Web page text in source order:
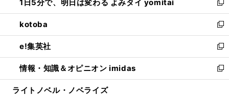
で
開
く
ド
ウ
で
開
く
ィ
ン
ド
ウ
で
開
く
い
ウ
ィ
ン
ド
ウ
で
開
1日5分で、明日は変わる よみタイ yomitai
新
し
い
ウ
ィ
ン
ド
ウ
kotoba
新
し
い
ウ
ィ
ン
e!集英社
新
し
い
ウ
情報・知識＆オピニオン imidas
新
し
ライトノベル・ノベライズ